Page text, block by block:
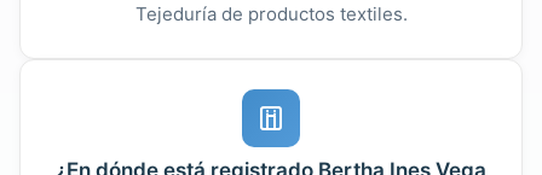
Tejeduría de productos textiles.
¿En dónde está registrado Bertha Ines Vega